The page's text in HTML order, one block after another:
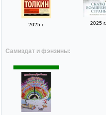
2025 г. 2025 г.
Самиздат и фэнзины: